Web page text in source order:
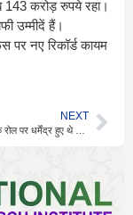
करोड़ रुपये रहा।
उम्मीदें हैं।
पर नए रिकॉर्ड कायम
NEXT